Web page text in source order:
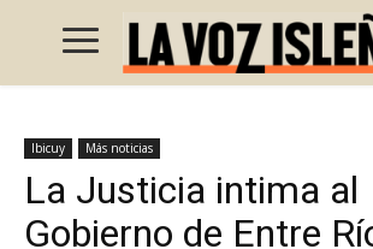
Ibicuy Más noticias
La Justicia intima al
Gobierno de Entre